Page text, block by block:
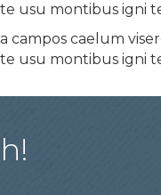
usu montibus igni
campos caelum
usu montibus igni